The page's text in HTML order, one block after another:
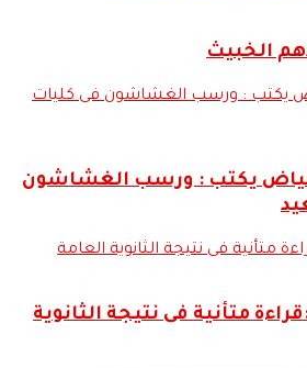
الخبيث
يكتب : ورسب الغشاشون
متأنية فى نتيجة الثانوية